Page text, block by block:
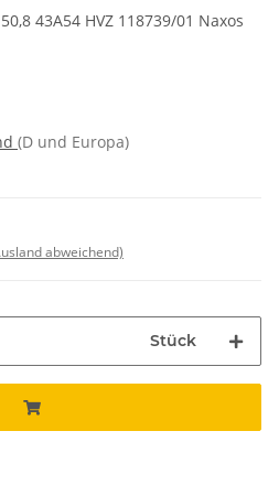
43A54 HVZ 118739/01 Naxos
(D und Europa)
abweichend)
Stück